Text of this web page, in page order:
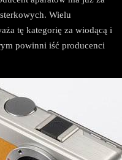
Wielu
tę kategorię za wiodącą i
powinni iść producenci